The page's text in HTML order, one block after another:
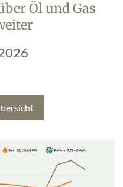
Öl und Gas